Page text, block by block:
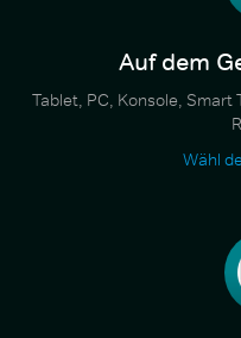
Auf dem
Tablet, PC, Konsole, Smart
Wähl